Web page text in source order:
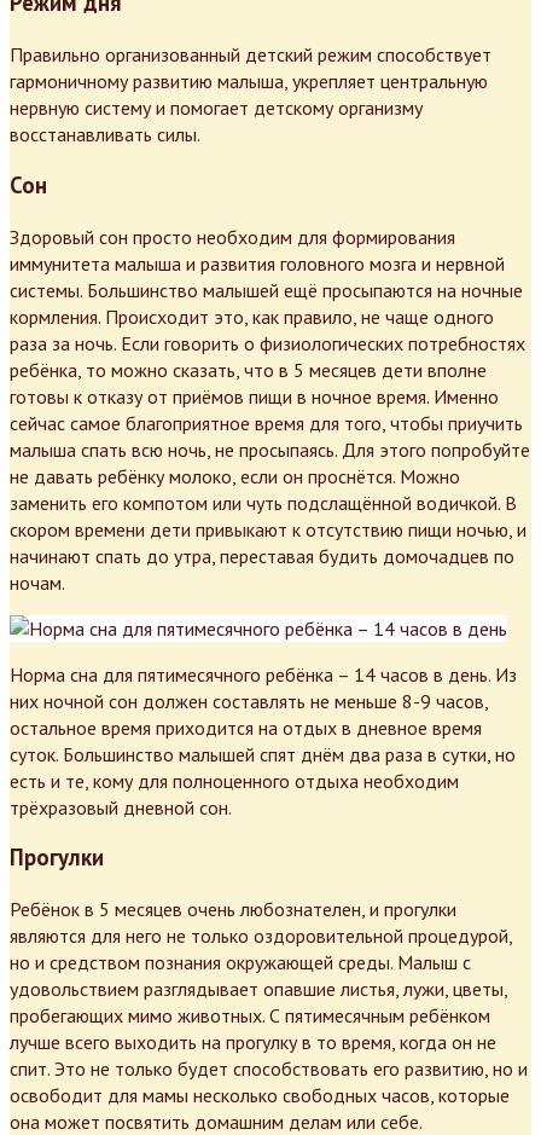
Правильно организованный детский режим способствует
гармоничному развитию малыша, укрепляет центральную
нервную систему и помогает детскому организму
восстанавливать силы.
Сон
Здоровый сон просто необходим для формирования
иммунитета малыша и развития головного мозга и нервной
системы. Большинство малышей ещё просыпаются на ночные
кормления. Происходит это, как правило, не чаще одного
раза за ночь. Если говорить о физиологических потребностях
ребёнка, то можно сказать, что в 5 месяцев дети вполне
готовы к отказу от приёмов пищи в ночное время. Именно
сейчас самое благоприятное время для того, чтобы приучить
малыша спать всю ночь, не просыпаясь. Для этого попробуйте
не давать ребёнку молоко, если он проснётся. Можно
заменить его компотом или чуть подслащённой водичкой. В
скором времени дети привыкают к отсутствию пищи ночью, и
начинают спать до утра, переставая будить домочадцев по
ночам.
Норма сна для пятимесячного ребёнка – 14 часов в день. Из
них ночной сон должен составлять не меньше 8-9 часов,
остальное время приходится на отдых в дневное время
суток. Большинство малышей спят днём два раза в сутки, но
есть и те, кому для полноценного отдыха необходим
трёхразовый дневной сон.
Прогулки
Ребёнок в 5 месяцев очень любознателен, и прогулки
являются для него не только оздоровительной процедурой,
но и средством познания окружающей среды. Малыш с
удовольствием разглядывает опавшие листья, лужи, цветы,
пробегающих мимо животных. С пятимесячным ребёнком
лучше всего выходить на прогулку в то время, когда он не
спит. Это не только будет способствовать его развитию, но и
освободит для мамы несколько свободных часов, которые
она может посвятить домашним делам или себе.